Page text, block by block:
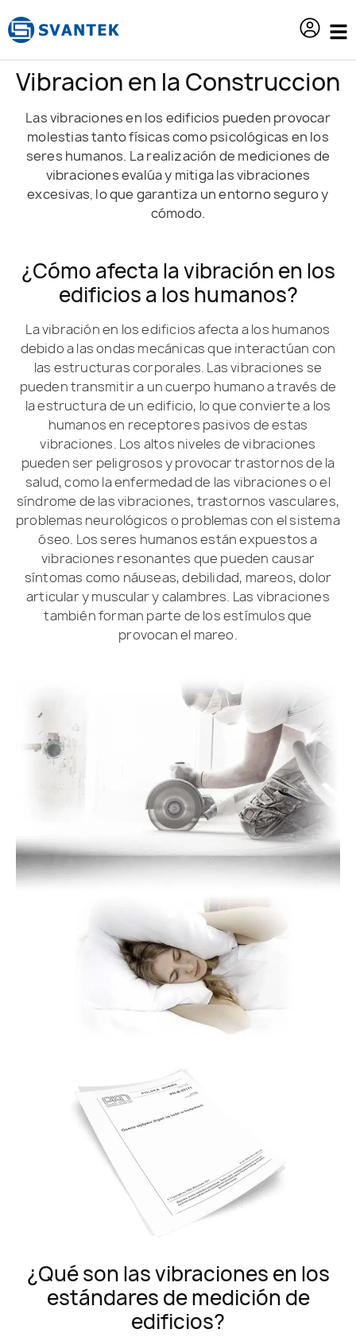
Vibracion en la Construccion
Las vibraciones en los edificios pueden provocar
molestias tanto físicas como psicológicas en los
seres humanos. La realización de mediciones de
vibraciones evalúa y mitiga las vibraciones
excesivas, lo que garantiza un entorno seguro y
cómodo.
¿Cómo afecta la vibración en los
edificios a los humanos?
La vibración en los edificios afecta a los humanos
debido a las ondas mecánicas que interactúan con
las estructuras corporales. Las vibraciones se
pueden transmitir a un cuerpo humano a través de
la estructura de un edificio, lo que convierte a los
humanos en receptores pasivos de estas
vibraciones. Los altos niveles de vibraciones
pueden ser peligrosos y provocar trastornos de la
salud, como la enfermedad de las vibraciones o el
síndrome de las vibraciones, trastornos vasculares,
problemas neurológicos o problemas con el sistema
óseo. Los seres humanos están expuestos a
vibraciones resonantes que pueden causar
síntomas como náuseas, debilidad, mareos, dolor
articular y muscular y calambres. Las vibraciones
también forman parte de los estímulos que
provocan el mareo.
¿Qué son las vibraciones en los
estándares de medición de
edificios?